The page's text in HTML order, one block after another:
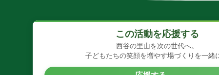
この活動を応援する
西谷の里山を次の世代へ。
子どもたちの笑顔を増やす場づくりを一緒